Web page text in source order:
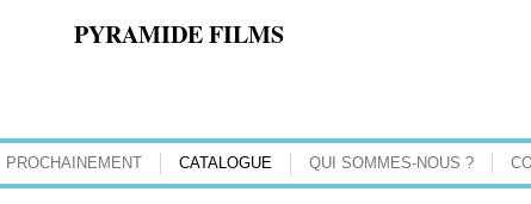
PYRAMIDE FILMS
PROCHAINEMENT CATALOGUE QUI SOMMES-NOUS ?